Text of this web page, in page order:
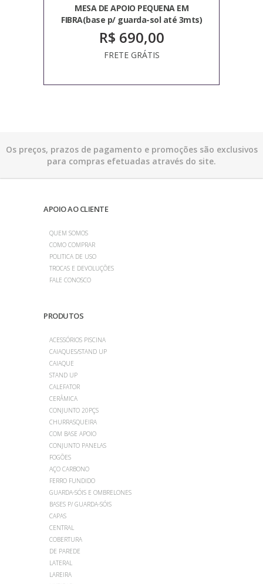
MESA DE APOIO PEQUENA EM
FIBRA(base p/ guarda-sol até 3mts)
R$ 690,00
FRETE GRÁTIS
Os preços, prazos de pagamento e promoções são exclusivos
para compras efetuadas através do site.
APOIO AO CLIENTE
QUEM SOMOS
COMO COMPRAR
POLITICA DE USO
TROCAS E DEVOLUÇÕES
FALE CONOSCO
PRODUTOS
ACESSÓRIOS PISCINA
CAIAQUES/STAND UP
CAIAQUE
STAND UP
CALEFATOR
CERÂMICA
CONJUNTO 20PÇS
CHURRASQUEIRA
COM BASE APOIO
CONJUNTO PANELAS
FOGÕES
AÇO CARBONO
FERRO FUNDIDO
GUARDA-SÓIS E OMBRELONES
BASES P/ GUARDA-SÓIS
CAPAS
CENTRAL
COBERTURA
DE PAREDE
LATERAL
LAREIRA